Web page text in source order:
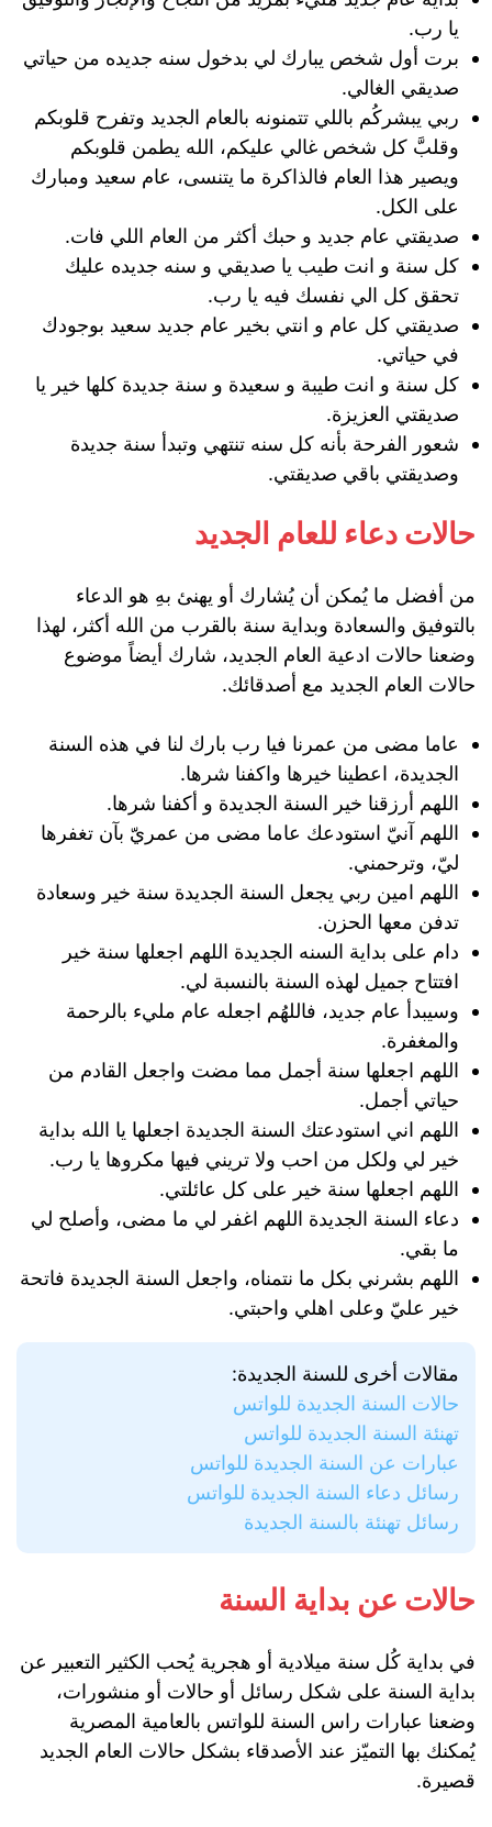
يا رب.
برت أول شخص يبارك لي بدخول سنه جديده من حياتي
صديقي الغالي.
ربي يبشركُم باللي تتمنونه بالعام الجديد وتفرح قلوبكم
وقلبَّ كل شخص غالي عليكم، الله يطمن قلوبكم
ويصير هذا العام فالذاكرة ما يتنسى، عام سعيد ومبارك
على الكل.
صديقتي عام جديد و حبك أكثر من العام اللي فات.
كل سنة و انت طيب يا صديقي و سنه جديده عليك
تحقق كل الي نفسك فيه يا رب.
صديقتي كل عام و انتي بخير عام جديد سعيد بوجودك
في حياتي.
كل سنة و انت طيبة و سعيدة و سنة جديدة كلها خير يا
صديقتي العزيزة.
شعور الفرحة بأنه كل سنه تنتهي وتبدأ سنة جديدة
وصديقتي باقي صديقتي.
حالات دعاء للعام الجديد
من أفضل ما يُمكن أن يُشارك أو يهنئ بهِ هو الدعاء
بالتوفيق والسعادة وبداية سنة بالقرب من الله أكثر، لهذا
وضعنا حالات ادعية العام الجديد، شارك أيضاً موضوع
حالات العام الجديد مع أصدقائك.
عاما مضى من عمرنا فيا رب بارك لنا في هذه السنة
الجديدة، اعطينا خيرها واكفنا شرها.
اللهم أرزقنا خير السنة الجديدة و أكفنا شرها.
اللهم آنيّ استودعك عاما مضى من عمريّ بآن تغفرها
ليّ، وترحمني.
اللهم امين ربي يجعل السنة الجديدة سنة خير وسعادة
تدفن معها الحزن.
دام على بداية السنه الجديدة اللهم اجعلها سنة خير
افتتاح جميل لهذه السنة بالنسبة لي.
وسيبدأ عام جديد، فاللهُم اجعله عام مليء بالرحمة
والمغفرة.
اللهم اجعلها سنة أجمل مما مضت واجعل القادم من
حياتي أجمل.
اللهم اني استودعتك السنة الجديدة اجعلها يا الله بداية
خير لي ولكل من احب ولا تريني فيها مكروها يا رب.
اللهم اجعلها سنة خير على كل عائلتي.
دعاء السنة الجديدة اللهم اغفر لي ما مضى، وأصلح لي
ما بقي.
اللهم بشرني بكل ما نتمناه، واجعل السنة الجديدة فاتحة
خير عليّ وعلى اهلي واحبتي.
مقالات أخرى للسنة الجديدة:
حالات السنة الجديدة للواتس
تهنئة السنة الجديدة للواتس
عبارات عن السنة الجديدة للواتس
رسائل دعاء السنة الجديدة للواتس
رسائل تهنئة بالسنة الجديدة
حالات عن بداية السنة
في بداية كُل سنة ميلادية أو هجرية يُحب الكثير التعبير عن
بداية السنة على شكل رسائل أو حالات أو منشورات،
وضعنا عبارات راس السنة للواتس بالعامية المصرية
يُمكنك بها التميّز عند الأصدقاء بشكل حالات العام الجديد
قصيرة.